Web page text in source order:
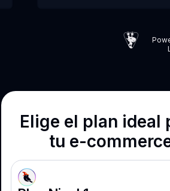
Elige el plan ideal
tu ​ ​e-